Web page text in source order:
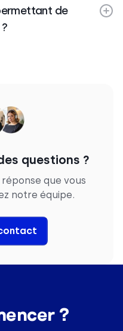
de
questions ?
que vous
notre équipe.
?